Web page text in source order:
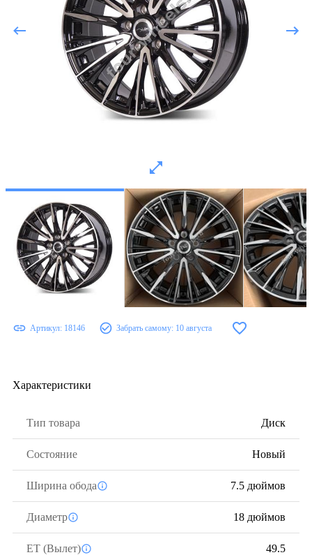
Артикул: 18146 Забрать самому: 10 августа
Характеристики
Тип товара Диск
Состояние Новый
Ширина обода 7.5 дюймов
Диаметр 18 дюймов
ЕТ (Вылет) 49.5